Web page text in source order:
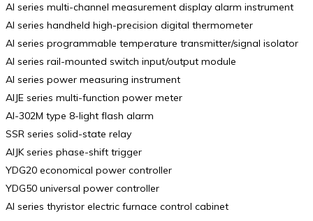
AI series multi-channel measurement display alarm instrument
AI series handheld high-precision digital thermometer
AI series programmable temperature transmitter/signal isolator
AI series rail-mounted switch input/output module
AI series power measuring instrument
AIJE series multi-function power meter
AI-302M type 8-light flash alarm
SSR series solid-state relay
AIJK series phase-shift trigger
YDG20 economical power controller
YDG50 universal power controller
AI series thyristor electric furnace control cabinet